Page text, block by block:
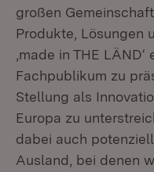
großen
Produkte, Lösungen
‚made in THE
Fachpublikum zu
Stellung als
Europa zu
dabei auch
Ausland, bei denen